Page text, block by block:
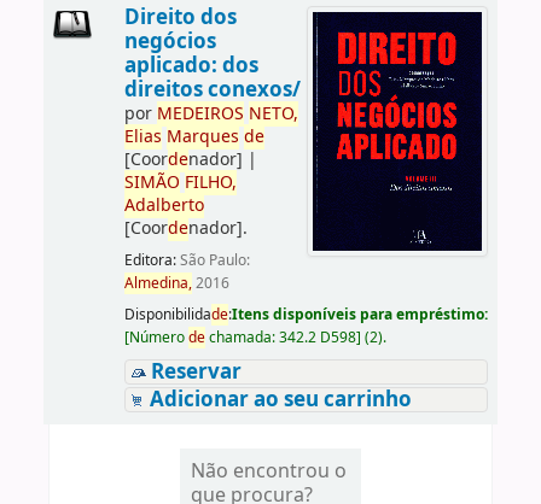
Direito dos
negócios
aplicado: dos
direitos conexos/
por MEDEIROS NETO,
Elias Marques de
[Coordenador] |
SIMÃO FILHO,
Adalberto
[Coordenador].
Editora:São Paulo:
Almedina,2016
Disponibilidade:Itens disponíveis para empréstimo:
[Númerodechamada:342.2 D598] (2).
Reservar
Adicionar ao seu carrinho
Não encontrou o
que procura?